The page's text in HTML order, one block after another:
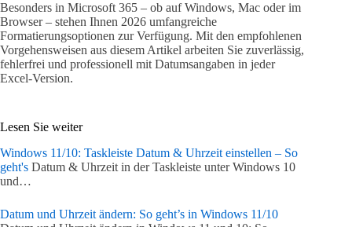
Besonders in Microsoft 365 – ob auf Windows, Mac oder im
Browser – stehen Ihnen 2026 umfangreiche
Formatierungsoptionen zur Verfügung. Mit den empfohlenen
Vorgehensweisen aus diesem Artikel arbeiten Sie zuverlässig,
fehlerfrei und professionell mit Datumsangaben in jeder
Excel-Version.
Lesen Sie weiter
Windows 11/10: Taskleiste Datum & Uhrzeit einstellen – So
geht's Datum & Uhrzeit in der Taskleiste unter Windows 10
und…
Datum und Uhrzeit ändern: So geht’s in Windows 11/10